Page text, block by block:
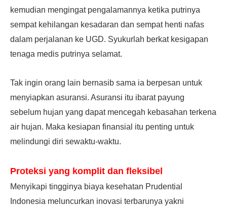
kemudian mengingat pengalamannya ketika putrinya
sempat kehilangan kesadaran dan sempat henti nafas
dalam perjalanan ke UGD. Syukurlah berkat kesigapan
tenaga medis putrinya selamat.
Tak ingin orang lain bernasib sama ia berpesan untuk
menyiapkan asuransi. Asuransi itu ibarat payung
sebelum hujan yang dapat mencegah kebasahan terkena
air hujan. Maka kesiapan finansial itu penting untuk
melindungi diri sewaktu-waktu.
Proteksi yang komplit dan fleksibel
Menyikapi tingginya biaya kesehatan Prudential
Indonesia meluncurkan inovasi terbarunya yakni